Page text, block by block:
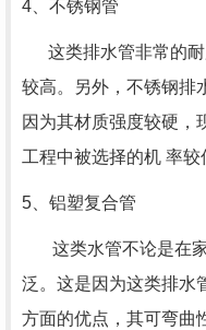
4、不锈钢管
这类排水管非常的耐
较高。另外，不锈钢排
因为其材质强度较硬，
工程中被选择的机 率较
5、铝塑复合管
这类水管不论是在家
泛。这是因为这类排水
方面的优点，其可弯曲